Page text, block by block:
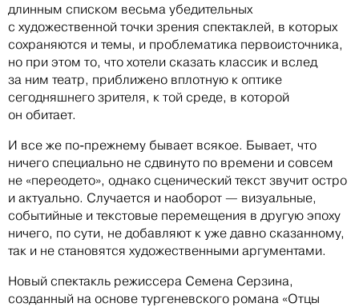
длинным списком весьма убедительных
с художественной точки зрения спектаклей, в которых
сохраняются и темы, и проблематика первоисточника,
но при этом то, что хотели сказать классик и вслед
за ним театр, приближено вплотную к оптике
сегодняшнего зрителя, к той среде, в которой
он обитает.
И все же по-прежнему бывает всякое. Бывает, что
ничего специально не сдвинуто по времени и совсем
не «переодето», однако сценический текст звучит остро
и актуально. Случается и наоборот — визуальные,
событийные и текстовые перемещения в другую эпоху
ничего, по сути, не добавляют к уже давно сказанному,
так и не становятся художественными аргументами.
Новый спектакль режиссера Семена Серзина,
созданный на основе тургеневского романа «Отцы